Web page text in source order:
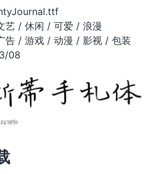
艺 / 休闲 / 可爱 / 浪漫
告 / 游戏 / 动漫 / 影视 / 包装
08